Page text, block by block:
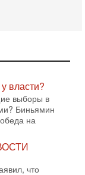
прошла на
власти?
выборы в
Биньямин
на
что